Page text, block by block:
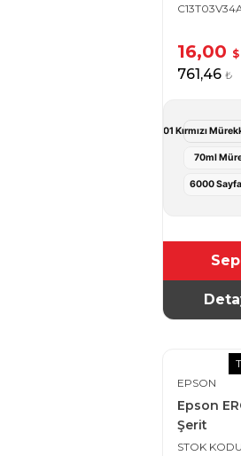
16,00 $
761,46 ₺
Epson 101 Kırmızı
70ml
6000 Sayfa
EPSON
Epson
Şerit
STOK KODU